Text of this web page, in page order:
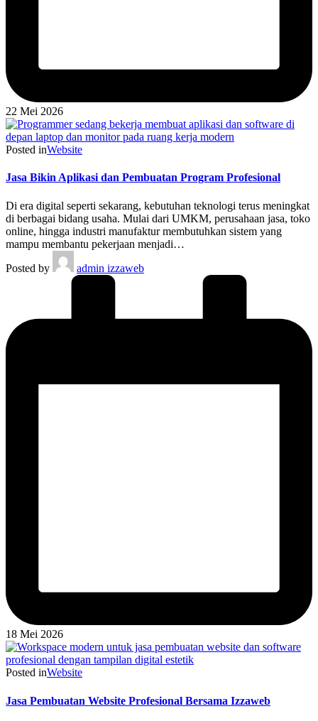
22 Mei 2026
Posted inWebsite
Jasa Bikin Aplikasi dan Pembuatan Program Profesional
Di era digital seperti sekarang, kebutuhan teknologi terus meningkat
di berbagai bidang usaha. Mulai dari UMKM, perusahaan jasa, toko
online, hingga industri manufaktur membutuhkan sistem yang
mampu membantu pekerjaan menjadi…
Posted by
admin izzaweb
18 Mei 2026
Posted inWebsite
Jasa Pembuatan Website Profesional Bersama Izzaweb